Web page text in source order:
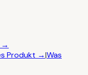
→
Produkt →|Was